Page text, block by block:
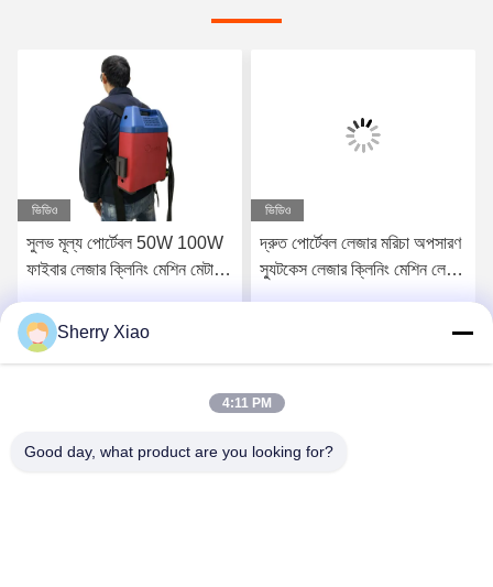
ভিডিও
সুলভ মূল্য পোর্টেবল 50W 100W
ফাইবার লেজার ক্লিনিং মেশিন মেটাল
ভিডিও
দ্রুত পোর্টেবল লেজার মরিচা অপসারণ
স্যুটকেস লেজার ক্লিনিং মেশিন লেজার
Sherry Xiao
4:11 PM
Good day, what product are you looking for?